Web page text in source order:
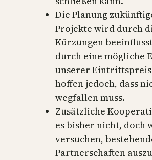
Die Planung
Projekte wird durch
Kürzungen
durch eine mögliche
unserer
hoffen jedoch, dass
wegfallen muss.
Zusätzliche
es bisher nicht, doch
versuchen,
Partnerschaften